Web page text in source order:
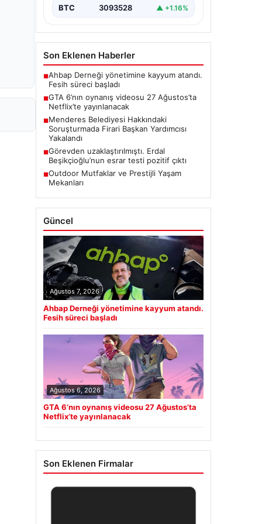
BTC 3093528 ▲ +1.16%
Son Eklenen Haberler
■Ahbap Derneği yönetimine kayyum atandı.
Fesih süreci başladı
■GTA 6’nın oynanış videosu 27 Ağustos’ta
Netflix’te yayınlanacak
■Menderes Belediyesi Hakkındaki
Soruşturmada Firari Başkan Yardımcısı
Yakalandı
■Görevden uzaklaştırılmıştı. Erdal
Beşikçioğlu’nun esrar testi pozitif çıktı
■Outdoor Mutfaklar ve Prestijli Yaşam
Mekanları
Güncel
Ağustos 7, 2026
Ahbap Derneği yönetimine kayyum atandı.
Fesih süreci başladı
Ağustos 6, 2026
GTA 6’nın oynanış videosu 27 Ağustos’ta
Netflix’te yayınlanacak
Son Eklenen Firmalar